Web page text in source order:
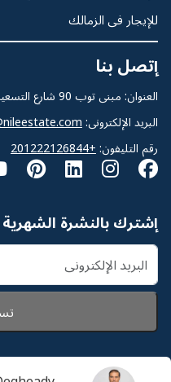
للإيجار فى الزمالك
إتصل بنا
العنوان: مبنى توب 90 شارع التسعين الجنوبى - القاهرة الجديدة
البريد الإلكترونى:
رقم التليفون: +201222126844
إشترك بالنشرة الشهرية